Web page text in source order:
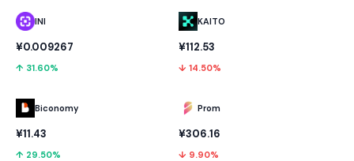
INI
¥0.009267
↑ 31.60%
Biconomy
¥11.43
↑ 29.50%
KAITO
¥112.53
↓ 14.50%
Prom
¥306.16
↓ 9.90%